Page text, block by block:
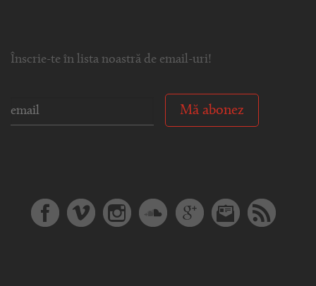
Înscrie-te în lista noastră de email-uri!
Mă abonez